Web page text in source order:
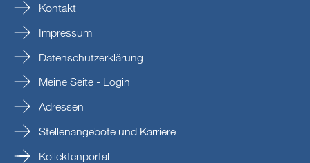
Kontakt
Impressum
Datenschutzerklärung
Meine Seite - Login
Adressen
Stellenangebote und Karriere
Kollektenportal